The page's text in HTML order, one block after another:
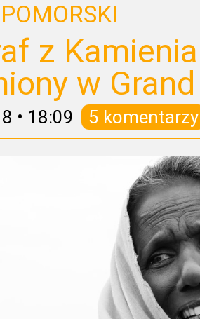
z
w
• 18:09 5 komentarzy